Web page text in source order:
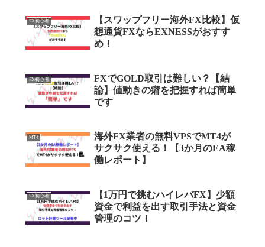
FX初心者
【スワップフリー海外FX比較】仮
想通貨FXならEXNESSがおすす
め！
FX初心者
FXでGOLD取引は難しい？【結
論】値動きの癖を把握すれば簡単
です
MT4
海外FX業者の無料VPSでMT4が
サクサク使える！【3か月のEA稼
働レポート】
FX初心者
【1万円で挑むハイレバFX】少額
資金で利益を出す取引手法と資金
管理のコツ！